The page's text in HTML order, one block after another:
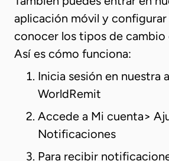
aplicación móvil y configurar
conocer los tipos de cambio
Así es cómo funciona:
Inicia sesión en nuestra
WorldRemit
Accede a Mi cuenta>
Notificaciones
Para recibir